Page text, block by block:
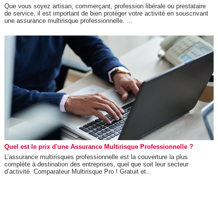
Que vous soyez artisan, commerçant, profession libérale ou prestataire
de service, il est important de bien protéger votre activité en souscrivant
une assurance multirisque professionnelle. ...
Quel est le prix d'une Assurance Multirisque Professionnelle ?
L’assurance multirisques professionnelle est la couverture la plus
complète à destination des entreprises, quel que soit leur secteur
d’activité. Comparateur Multirisque Pro ! Gratuit et...